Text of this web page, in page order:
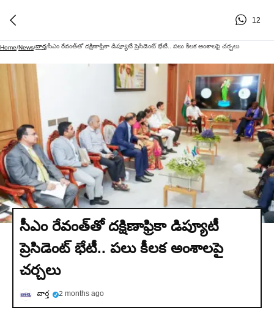
12
Home/News/వార్త/సీఎం రేవంత్‌తో దక్షిణాఫ్రికా డిప్యూటీ ప్రెసిడెంట్ భేటీ.. పలు కీలక అంశాలపై చర్చలు
సీఎం రేవంత్‌తో దక్షిణాఫ్రికా డిప్యూటీ
ప్రెసిడెంట్ భేటీ.. పలు కీలక అంశాలపై
చర్చలు
వార్త 2 months ago